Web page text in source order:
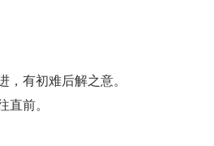
，有初难后解之意。
前。